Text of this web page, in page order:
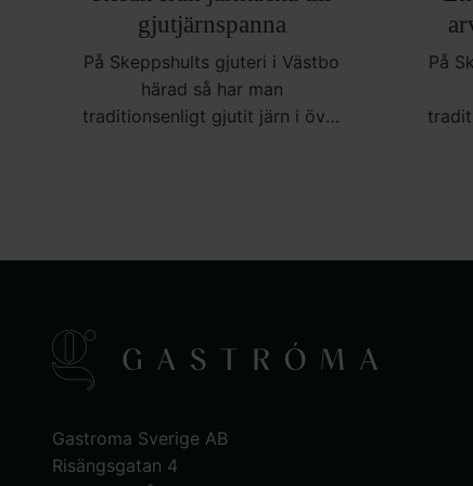
gjutjärnspanna
På Skeppshults gjuteri i Västbo
härad så har man
traditionsenligt gjutit järn i över
På
Gastroma Sverige AB
Risängsgatan 4